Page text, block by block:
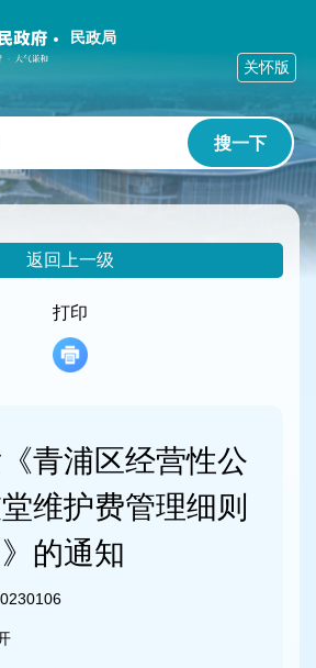
民政局
搜一下
关怀版
返回上一级
打印
青浦区经营性公
维护费管理细则
》的通知